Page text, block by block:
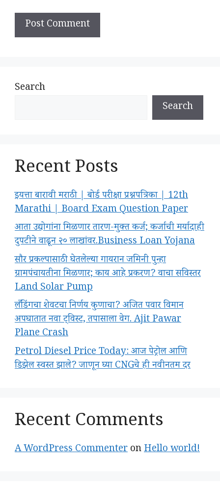
Search
Search
Recent Posts
इयत्ता बारावी मराठी | बोर्ड परीक्षा प्रश्नपत्रिका | 12th
Marathi | Board Exam Question Paper
आता उद्योगांना मिळणार तारण-मुक्त कर्ज; कर्जाची मर्यादाही
दुपटीने वाढून २० लाखांवर.Business Loan Yojana
सौर प्रकल्पासाठी घेतलेल्या गायरान जमिनी पुन्हा
ग्रामपंचायतीना मिळणार; काय आहे प्रकरण? वाचा सविस्तर
Land Solar Pump
लँडिंगचा शेवटचा निर्णय कुणाचा? अजित पवार विमान
अपघातात नवा ट्विस्ट, तपासाला वेग. Ajit Pawar
Plane Crash
Petrol Diesel Price Today: आज पेट्रोल आणि
डिझेल स्वस्त झाले? जाणून घ्या CNGचे ही नवीनतम दर
Recent Comments
A WordPress Commenter onHello world!